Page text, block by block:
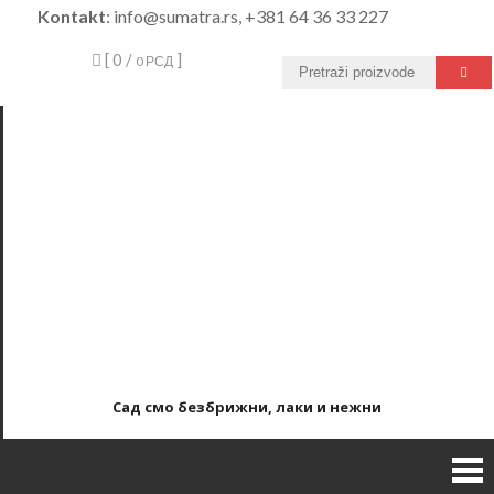
Kontakt: info@sumatra.rs, +381 64 36 33 227
[ 0 / 0 РСД ]
Сад смо безбрижни, лаки и нежни